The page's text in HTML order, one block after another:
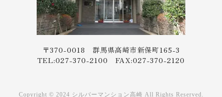
〒370-0018 群馬県高崎市新保町165-3
TEL:027-370-2100 FAX:027-370-2120
Copyright © 2024 シルバーマンション高崎 All Rights Reserved.